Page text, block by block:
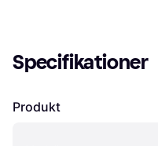
Specifikationer
Produkt